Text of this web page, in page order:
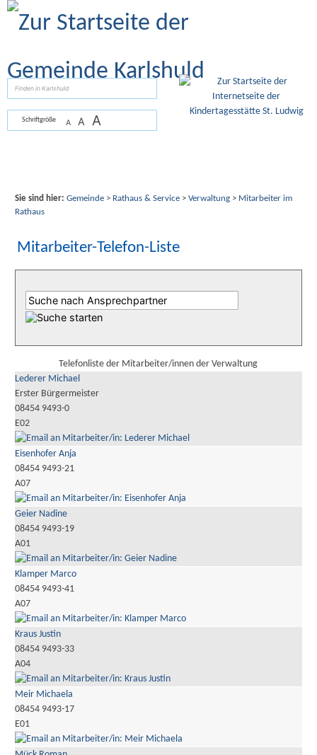
Zum Inhalt
Schriftgröße A A A
Sie sind hier: Gemeinde> Rathaus & Service> Verwaltung> Mitarbeiter im
Rathaus
Mitarbeiter-Telefon-Liste
Telefonliste der Mitarbeiter/innen der Verwaltung
Lederer Michael
Erster Bürgermeister
08454 9493-0
E02
Eisenhofer Anja
08454 9493-21
A07
Geier Nadine
08454 9493-19
A01
Klamper Marco
08454 9493-41
A07
Kraus Justin
08454 9493-33
A04
Meir Michaela
08454 9493-17
E01